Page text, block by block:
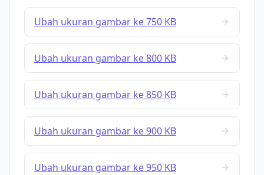
Ubah ukuran gambar ke 750 KB
Ubah ukuran gambar ke 800 KB
Ubah ukuran gambar ke 850 KB
Ubah ukuran gambar ke 900 KB
Ubah ukuran gambar ke 950 KB